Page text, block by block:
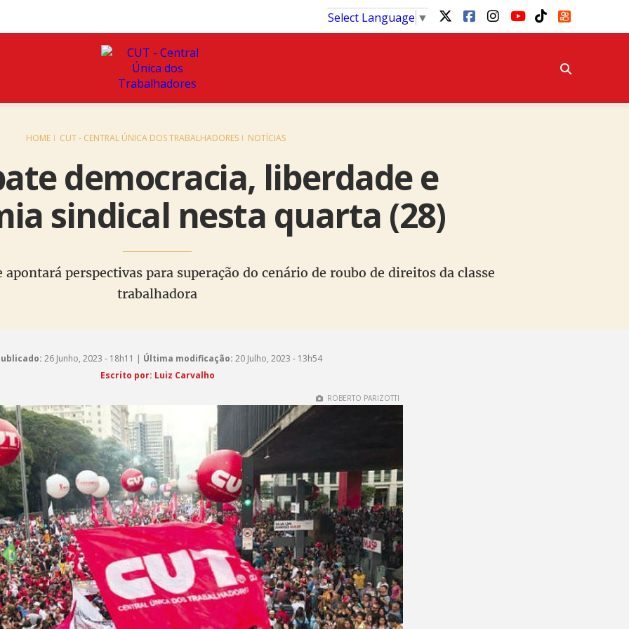
Select Language ▼
HOME CUT - CENTRAL ÚNICA DOS TRABALHADORES NOTÍCIAS
democracia, liberdade e
sindical nesta quarta (28)
perspectivas para superação do cenário de roubo de direitos da classe
trabalhadora
26 Junho, 2023 - 18h11 | Última modificação: 20 Julho, 2023 - 13h54
Escrito por: Luiz Carvalho
ROBERTO PARIZOTTI